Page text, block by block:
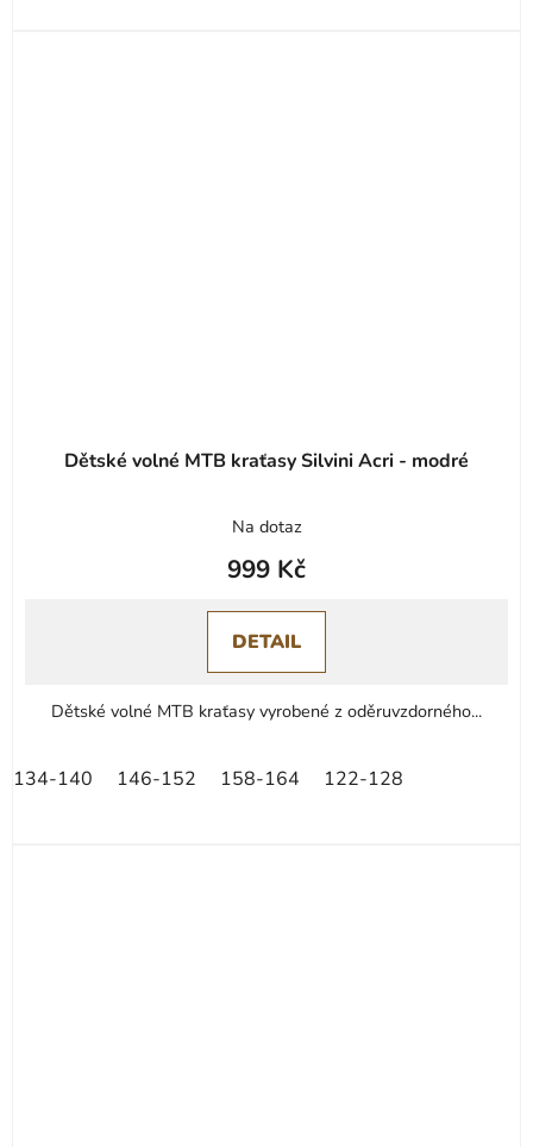
Dětské volné MTB kraťasy Silvini Acri - modré
Na dotaz
999 Kč
DETAIL
Dětské volné MTB kraťasy vyrobené z oděruvzdorného...
134-140 146-152 158-164 122-128